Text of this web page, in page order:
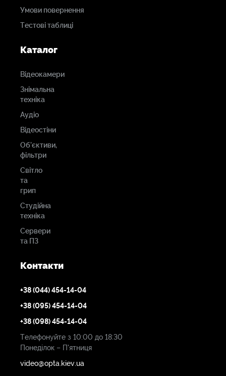
Умови повернення
Тестові таблиці
Каталог
Відеокамери
Знімальна
техніка
Аудіо
Відеостіни
Об'єктиви,
фільтри
Світло
та
грип
Студійна
техніка
Сервери
та ПЗ
Контакти
+38 (044) 454-14-04
+38 (095) 454-14-04
+38 (098) 454-14-04
Телефонуйте з 10:00 до 18:30
Понеділок – П'ятниця
video@opta.kiev.ua